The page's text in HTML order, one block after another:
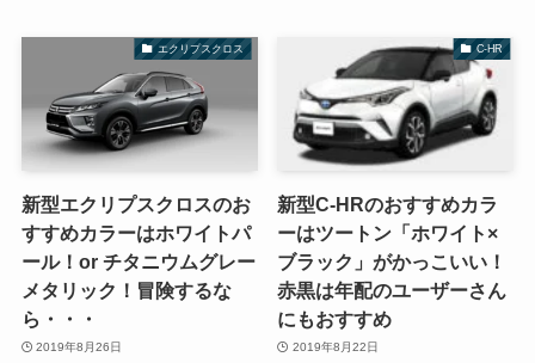
エクリプスクロス
新型エクリプスクロスのお
すすめカラーはホワイトパ
ール！or チタニウムグレー
メタリック！冒険するな
ら・・・
2019年8月26日
C-HR
新型C-HRのおすすめカラ
ーはツートン「ホワイト×
ブラック」がかっこいい！
赤黒は年配のユーザーさん
にもおすすめ
2019年8月22日